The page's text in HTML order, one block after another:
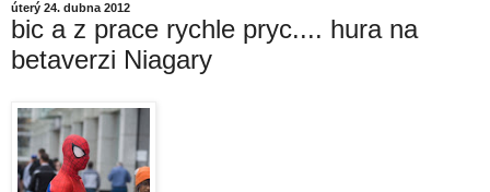
úterý 24. dubna 2012
bic a z prace rychle pryc.... hura na
betaverzi Niagary